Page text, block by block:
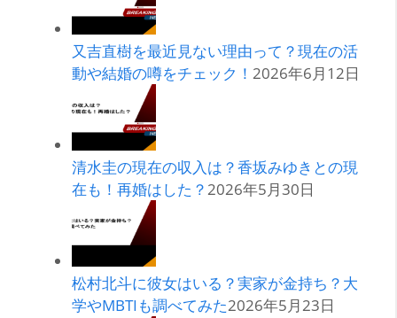
又吉直樹を最近見ない理由って？現在の活
動や結婚の噂をチェック！ 2026年6月12日
清水圭の現在の収入は？香坂みゆきとの現
在も！再婚はした？2026年5月30日
松村北斗に彼女はいる？実家が金持ち？大
学やMBTIも調べてみた2026年5月23日